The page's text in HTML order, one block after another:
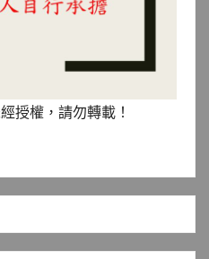
授權，請勿轉載！